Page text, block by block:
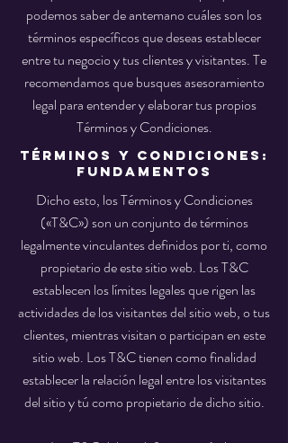
podemos saber de antemano cuáles son los
términos específicos que deseas establecer
entre tu negocio y tus clientes y visitantes. Te
recomendamos que busques asesoramiento
legal para entender y elaborar tus propios
Términos y Condiciones.
Términos y Condiciones:
fundamentos
Dicho esto, los Términos y Condiciones
(«T&C») son un conjunto de términos
legalmente vinculantes definidos por ti, como
propietario de este sitio web. Los T&C
establecen los límites legales que rigen las
actividades de los visitantes del sitio web, o tus
clientes, mientras visitan o participan en este
sitio web. Los T&C tienen como finalidad
establecer la relación legal entre los visitantes
del sitio y tú como propietario de dicho sitio.